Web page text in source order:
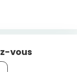
vous